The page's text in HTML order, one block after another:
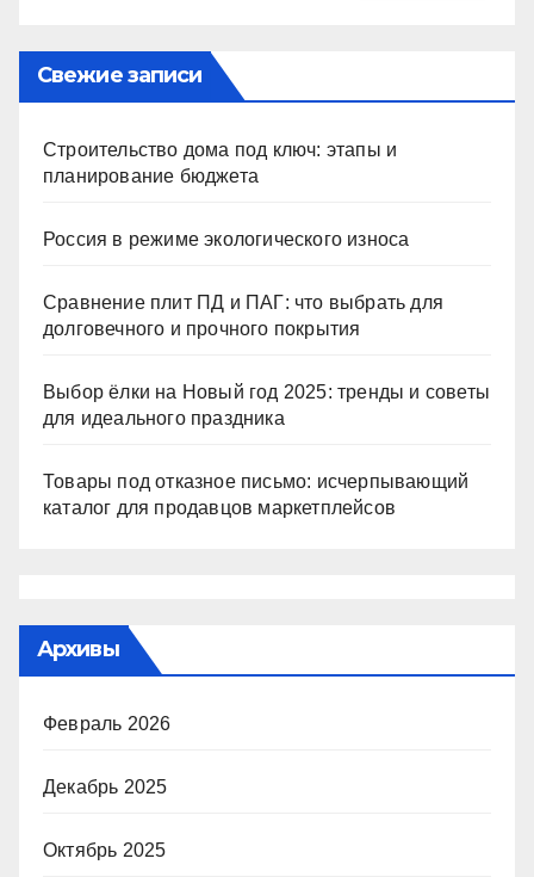
Свежие записи
Строительство дома под ключ: этапы и
планирование бюджета
Россия в режиме экологического износа
Сравнение плит ПД и ПАГ: что выбрать для
долговечного и прочного покрытия
Выбор ёлки на Новый год 2025: тренды и советы
для идеального праздника
Товары под отказное письмо: исчерпывающий
каталог для продавцов маркетплейсов
Архивы
Февраль 2026
Декабрь 2025
Октябрь 2025